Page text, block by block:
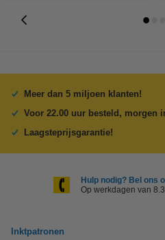
Meer dan 5 miljoen klanten!
Voor 22.00 uur besteld, morgen
Laagsteprijsgarantie!
Hulp nodig? Bel ons
Op werkdagen van
Inktpatronen